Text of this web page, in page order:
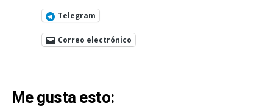
Telegram
Correo electrónico
Me gusta esto: